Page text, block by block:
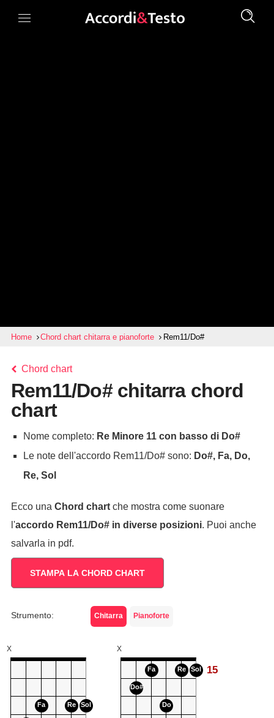
Home Chord chart chitarra e pianoforte Rem11/Do#
Chord chart
Rem11/Do# chitarra chord
chart
Nome completo: Re Minore 11 con basso di Do#
Le note dell'accordo Rem11/Do# sono: Do#, Fa, Do,
Re, Sol
Ecco una Chord chartche mostra come suonare
l'accordo Rem11/Do#in diverse posizioni. Puoi anche
salvarla in pdf.
STAMPA LA CHORD CHART
Strumento: Chitarra Pianoforte
Fa Re Sol
X
Do#
Fa
Do
Re Sol
X
15